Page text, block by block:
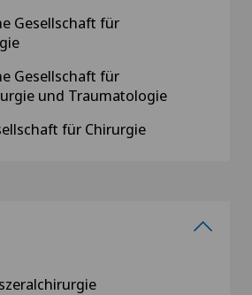
Gesellschaft für
Gesellschaft für
und Traumatologie
für Chirurgie